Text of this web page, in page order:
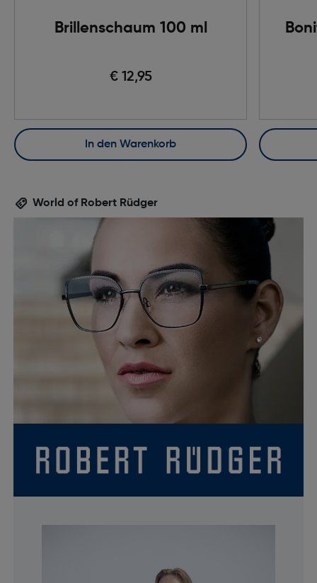
Brillenschaum 100 ml
€ 12,95
In den Warenkorb
World of Robert Rüdger